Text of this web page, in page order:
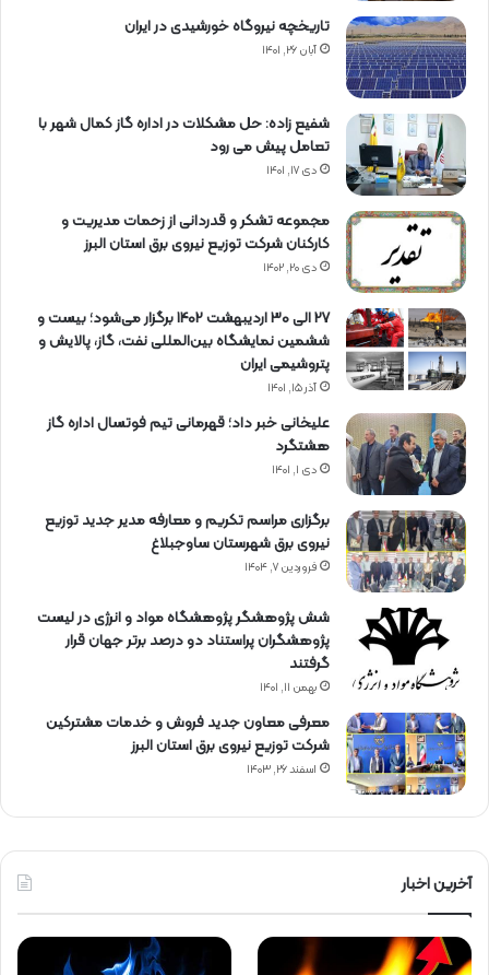
تاریخچه نیروگاه خورشیدی در ایران
آبان ۲۶, ۱۴۰۱
شفیع زاده: حل مشکلات در اداره گاز کمال شهر با
تعامل پیش می رود
دی ۱۷, ۱۴۰۱
مجموعه تشکر و قدردانی از زحمات مدیریت و
کارکنان شرکت توزیع نیروی برق استان البرز
دی ۲۰, ۱۴۰۲
27 الی 30 اردیبهشت 1402 برگزار می‌شود؛ بیست و
ششمین نمایشگاه بین‌المللی نفت، گاز، پالایش و
پتروشیمی ایران
آذر ۱۵, ۱۴۰۱
علیخانی خبر داد؛ قهرمانی تیم فوتسال اداره گاز
هشتگرد
دی ۱, ۱۴۰۱
برگزاری مراسم تكریم و معارفه مدیر جدید توزیع
نیروی برق شهرستان ساوجبلاغ
فروردین ۷, ۱۴۰۴
شش پژوهشگر پژوهشگاه مواد و انرژی در لیست
پژوهشگران پراستناد دو درصد برتر جهان قرار
گرفتند
بهمن ۱۱, ۱۴۰۱
معرفی معاون جدید فروش و خدمات مشتركین
شركت توزیع نیروی برق استان البرز
اسفند ۲۶, ۱۴۰۳
آخرین اخبار